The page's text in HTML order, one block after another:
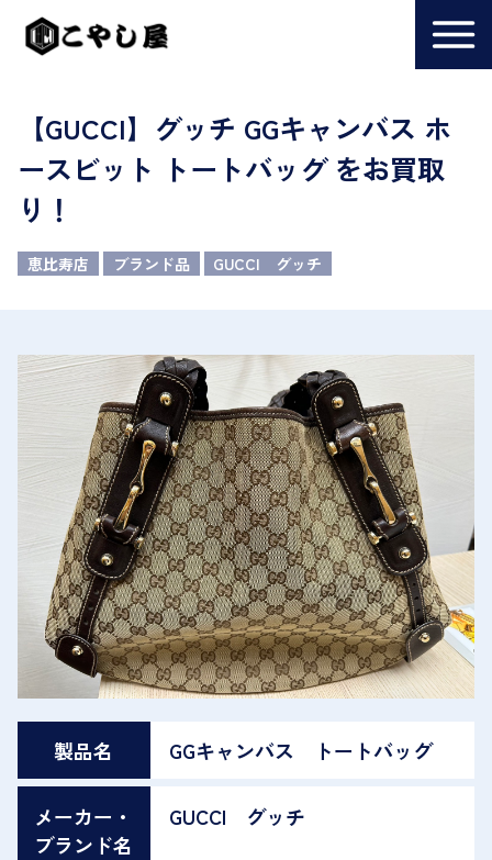
【GUCCI】グッチ GGキャンバス ホ
ースビット トートバッグ をお買取
り！
恵比寿店 ブランド品 GUCCI グッチ
製品名 GGキャンバス トートバッグ
メーカー・
ブランド名
GUCCI グッチ